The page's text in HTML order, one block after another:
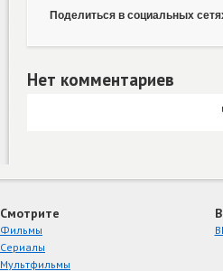
Поделиться в социальных
Нет комментариев
Смотрите
Фильмы
Сериалы
Мультфильмы